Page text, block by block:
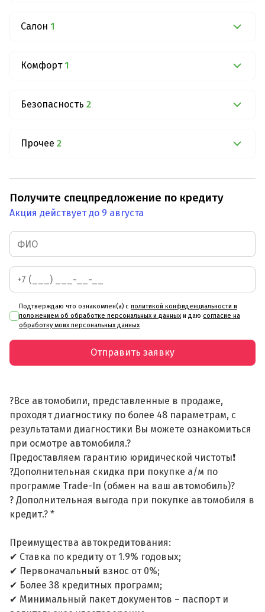
Салон 1
Комфорт 1
Безопасность 2
Прочее 2
Получите спецпредложение по кредиту
Акция действует до 9 августа
Подтверждаю что ознакомлен(а) с политикой конфиденциальности и
положением об обработке персональных и данных и даю согласие на
обработку моих персональных данных
Отправить заявку
?Все автомобили, представленные в продаже,
проходят диагностику по более 48 параметрам, с
результатами диагностики Вы можете ознакомиться
при осмотре автомобиля.?
Предоставляем гарантию юридической чистоты❗
?Дополнительная скидка при покупке а/м по
программе Trade-In (обмен на ваш автомобиль)?
? Дополнительная выгода при покупке автомобиля в
кредит.? *
Преимущества автокредитования:
✔ Ставка по кредиту от 1.9% годовых;
✔ Первоначальный взнос от 0%;
✔ Более 38 кредитных программ;
✔ Минимальный пакет документов – паспорт и